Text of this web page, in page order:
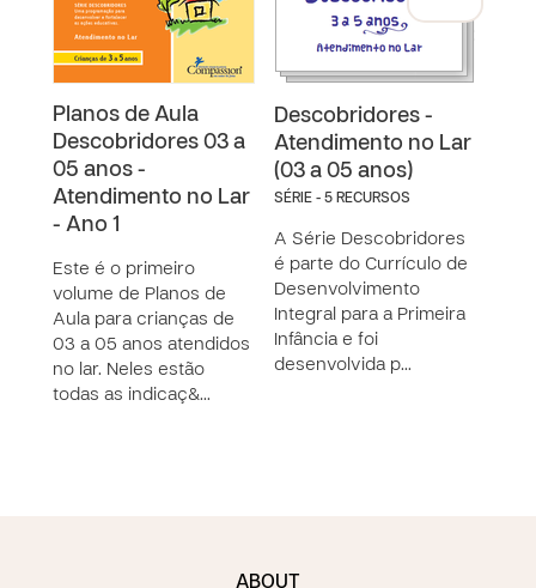
Planos de Aula
Descobridores 03 a
05 anos -
Atendimento no Lar
- Ano 1
Este é o primeiro
volume de Planos de
Aula para crianças de
03 a 05 anos atendidos
no lar. Neles estão
todas as indicaç&…
Descobridores -
Atendimento no Lar
(03 a 05 anos)
SÉRIE - 5 RECURSOS
A Série Descobridores
é parte do Currículo de
Desenvolvimento
Integral para a Primeira
Infância e foi
desenvolvida p…
ABOUT